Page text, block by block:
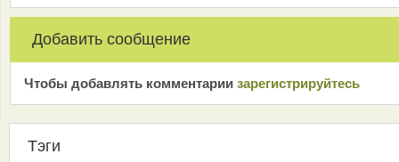
Добавить сообщение
Чтобы добавлять комментарии зарeгиcтрирyйтeсь
Тэги